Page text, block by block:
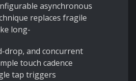
asynchronous
replaces fragile
long-
drop, and concurrent
touch cadence
tap triggers